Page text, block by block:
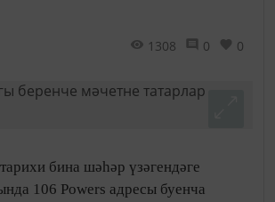
1308 0 0
бина шәһәр үзәгендәге
106 Powers адресы буенча